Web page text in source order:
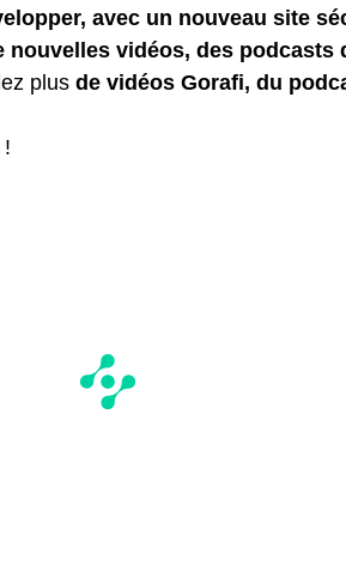
avec un nouveau site
nouvelles vidéos, des podcasts
plus de vidéos Gorafi, du